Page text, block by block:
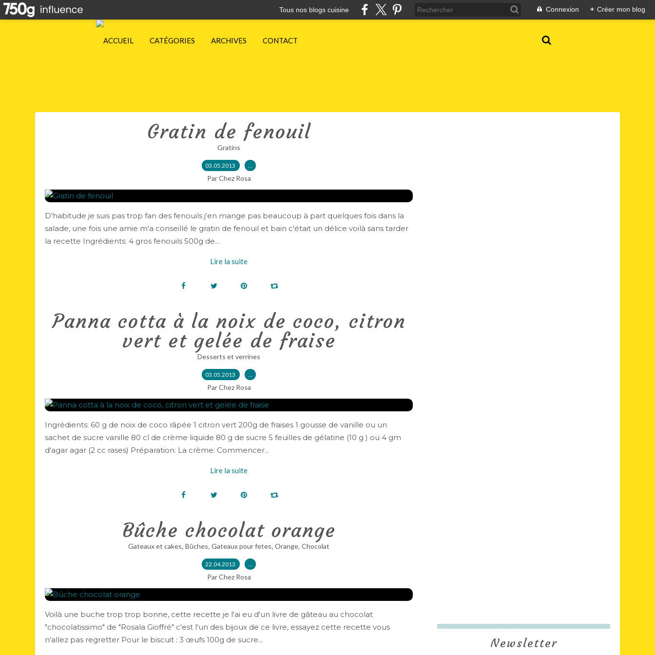
Tous nos blogs cuisine Connexion + Créer mon blog
ACCUEIL CATÉGORIES ARCHIVES CONTACT
Gratin de fenouil
Gratins
03.05.2013 …
Par Chez Rosa
D'habitude je suis pas trop fan des fenouils j'en mange pas beaucoup à part quelques fois dans la
salade, une fois une amie m'a conseillé le gratin de fenouil et bain c'était un délice voilà sans tarder
la recette Ingrédients: 4 gros fenouils 500g de...
Lire la suite
Panna cotta à la noix de coco, citron
vert et gelée de fraise
Desserts et verrines
03.05.2013 …
Par Chez Rosa
Ingrédients: 60 g de noix de coco râpée 1 citron vert 200g de fraises 1 gousse de vanille ou un
sachet de sucre vanille 80 cl de crème liquide 80 g de sucre 5 feuilles de gélatine (10 g ) ou 4 gm
d'agar agar (2 cc rases) Préparation: La crème: Commencer...
Lire la suite
Bûche chocolat orange
Gateaux et cakes, Bûches, Gateaux pour fetes, Orange, Chocolat
22.04.2013 …
Par Chez Rosa
Voilà une buche trop trop bonne, cette recette je l'ai eu d'un livre de gâteau au chocolat
"chocolatissimo" de "Rosala Gioffré" c'est l'un des bijoux de ce livre, essayez cette recette vous
n'allez pas regretter Pour le biscuit : 3 œufs 100g de sucre...
Newsletter